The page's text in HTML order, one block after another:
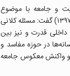
و جامعه با موضوع
«شفافیت بودجه» ـ به میزبانی موسسه دیده بان شفافیت و عدالت ـ (۲۰ اسفند ۱۳۹۷) گفت: مسئله کلانی
داخلی قدرت و نیز بین
در حوزه مفاسد و
و واکنش معکوس جامعه